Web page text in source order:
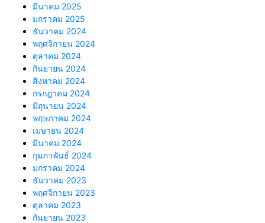
มีนาคม 2025
มกราคม 2025
ธันวาคม 2024
พฤศจิกายน 2024
ตุลาคม 2024
กันยายน 2024
สิงหาคม 2024
กรกฎาคม 2024
มิถุนายน 2024
พฤษภาคม 2024
เมษายน 2024
มีนาคม 2024
กุมภาพันธ์ 2024
มกราคม 2024
ธันวาคม 2023
พฤศจิกายน 2023
ตุลาคม 2023
กันยายน 2023